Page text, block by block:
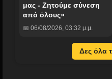
μας - Ζητούμε σύνεση
από όλους»
📅 06/08/2026, 03:32 μ.μ.
Δες όλα